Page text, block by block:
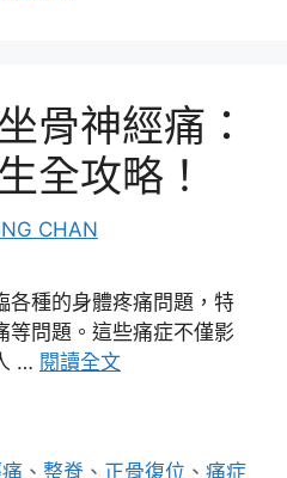
骨神經痛：
全攻略！
CHAN
各種的身體疼痛問題，特
等問題。這些痛症不僅影
… 閱讀全文
、整脊 、 正骨復位 、痛症